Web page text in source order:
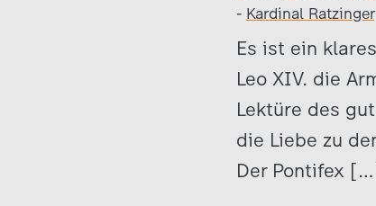
- Kardinal Ratzinger
Es ist ein
Leo XIV. die
Lektüre des
die Liebe zu
Der Pontifex